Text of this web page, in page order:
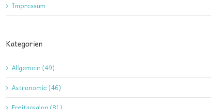
Impressum
Kategorien
Allgemein (49)
Astronomie (46)